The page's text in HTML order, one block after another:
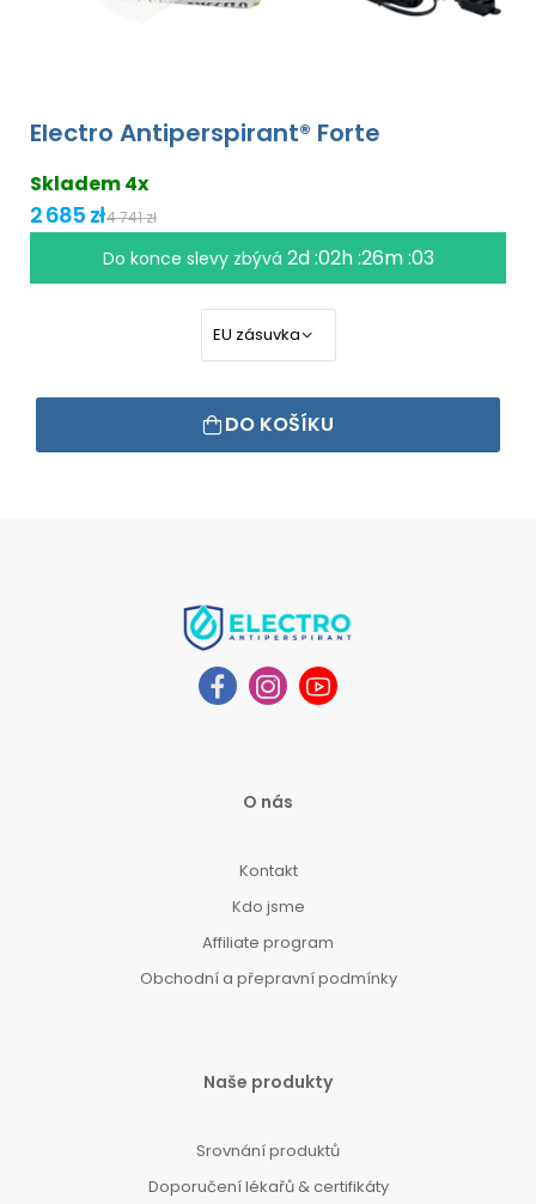
Electro Antiperspirant® Forte
Skladem 4x
2 685 zł4 741 zł
Do konce slevy zbývá 2d :02h :26m :02
DO KOŠÍKU
O nás
Kontakt
Kdo jsme
Affiliate program
Obchodní a přepravní podmínky
Naše produkty
Srovnání produktů
Doporučení lékařů & certifikáty